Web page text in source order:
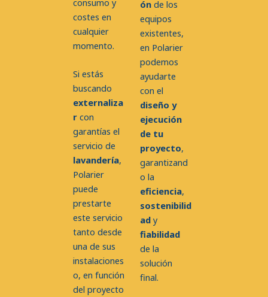
consumo y
costes en
cualquier
momento.
Si estás
buscando
externaliza
r con
garantías el
servicio de
lavandería,
Polarier
puede
prestarte
este servicio
tanto desde
una de sus
instalaciones
o, en función
del proyecto
ón de los
equipos
existentes,
en Polarier
podemos
ayudarte
con el
diseño y
ejecución
de tu
proyecto,
garantizand
o la
eficiencia,
sostenibilid
ad y
fiabilidad
de la
solución
final.